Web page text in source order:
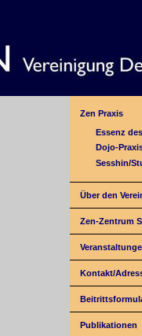
Zen Praxis
Essenz
Dojo-
Sesshin/
Über den
Zen-Zentrum
Kontakt/
Publikationen